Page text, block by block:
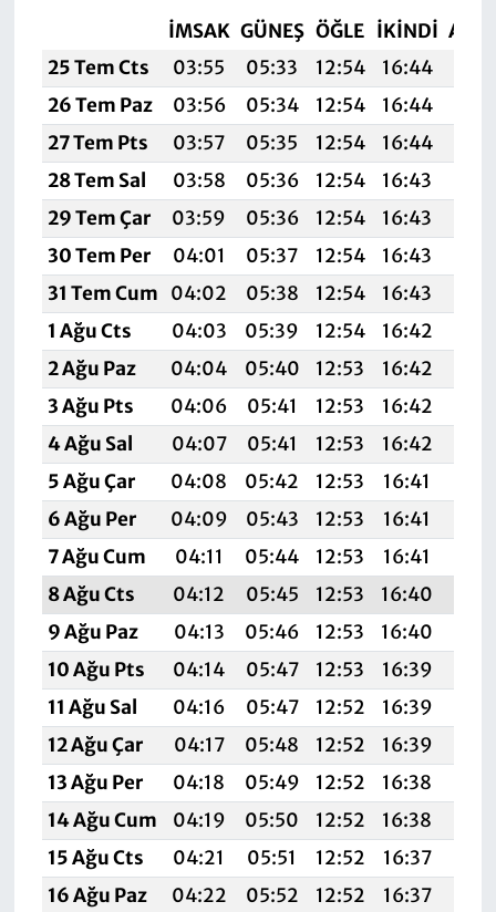
İMSAK GÜNEŞ ÖĞLE İKINDI
25 Tem Cts
03:55 05:33 12:54 16:44
26 Tem Paz
03:56 05:34 12:54 16:44
27 Tem Pts
03:57 05:35 12:54 16:44
28 Tem Sal
03:58 05:36 12:54 16:43
29 Tem Çar
03:59 05:36 12:54 16:43
30 Tem Per
04:01 05:37 12:54 16:43
31 Tem Cum 04:02 05:38 12:54 16:43
1 Ağu Cts
04:03 05:39 12:54 16:42
2 Ağu Paz
04:04 05:40 12:53 16:42
3 Ağu Pts
04:06 05:41 12:53 16:42
4 Ağu Sal
04:07 05:41 12:53 16:42
5 Ağu Çar
04:08 05:42 12:53 16:41
6 Ağu Per
04:09 05:43 12:53 16:41
7 Ağu Cum
04:11 05:44 12:53 16:41
8 Ağu Cts
04:12 05:45 12:53 16:40
9 Ağu Paz
04:13 05:46 12:53 16:40
10 Ağu Pts
04:14 05:47 12:53 16:39
11 Ağu Sal
04:16 05:47 12:52 16:39
12 Ağu Çar
04:17 05:48 12:52 16:39
13 Ağu Per
04:18 05:49 12:52 16:38
14 Ağu Cum
04:19 05:50 12:52 16:38
15 Ağu Cts
04:21 05:51 12:52 16:37
16 Ağu Paz
04:22 05:52 12:52 16:37